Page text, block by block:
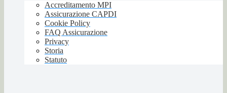
Accreditamento MPI
Assicurazione CAPDI
Cookie Policy
FAQ Assicurazione
Privacy
Storia
Statuto